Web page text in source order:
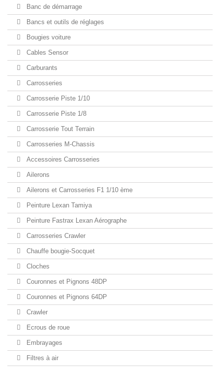
Banc de démarrage
Bancs et outils de réglages
Bougies voiture
Cables Sensor
Carburants
Carrosseries
Carrosserie Piste 1/10
Carrosserie Piste 1/8
Carrosserie Tout Terrain
Carrosseries M-Chassis
Accessoires Carrosseries
Ailerons
Ailerons et Carrosseries F1 1/10 ème
Peinture Lexan Tamiya
Peinture Fastrax Lexan Aérographe
Carrosseries Crawler
Chauffe bougie-Socquet
Cloches
Couronnes et Pignons 48DP
Couronnes et Pignons 64DP
Crawler
Ecrous de roue
Embrayages
Filtres à air